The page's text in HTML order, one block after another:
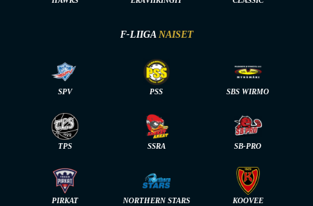
F-LIIGA NAISET
SPV PSS SBS WIRMO
TPS SSRA SB-PRO
PIRKAT NORTHERN STARS KOOVEE